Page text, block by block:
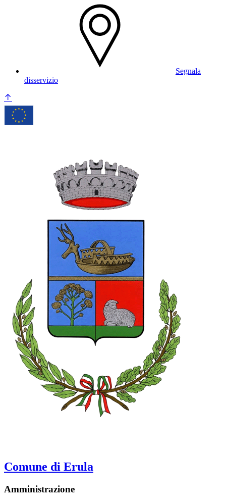
Segnala
disservizio
Comune di Erula
Amministrazione